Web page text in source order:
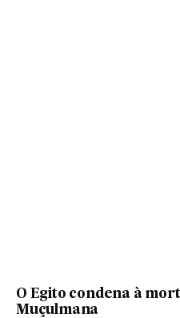
O Egito condena à
Muçulmana